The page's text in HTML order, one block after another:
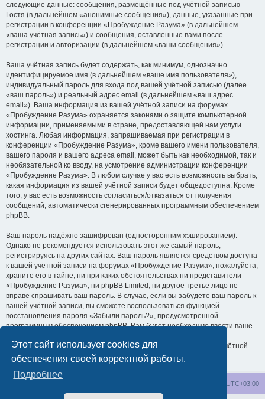
Этот сайт использует cookies для
обеспечения своей корректной работы.
Подробнее
следующие данные: сообщения, размещённые под учётной записью
Гостя (в дальнейшем «анонимные сообщения»), данные, указанные при
регистрации в конференции «Пробуждение Разума» (в дальнейшем
«ваша учётная запись») и сообщения, оставленные вами после
регистрации и авторизации (в дальнейшем «ваши сообщения»).
Ваша учётная запись будет содержать, как минимум, однозначно
идентифицируемое имя (в дальнейшем «ваше имя пользователя»),
индивидуальный пароль для входа под вашей учётной записью (далее
«ваш пароль») и реальный адрес email (в дальнейшем «ваш адрес
email»). Ваша информация из вашей учётной записи на форумах
«Пробуждение Разума» охраняется законами о защите компьютерной
информации, применяемыми в стране, предоставляющей нам услуги
хостинга. Любая информация, запрашиваемая при регистрации в
конференции «Пробуждение Разума», кроме вашего имени пользователя,
вашего пароля и вашего адреса email, может быть как необходимой, так и
необязательной ко вводу, на усмотрение администрации конференции
«Пробуждение Разума». В любом случае у вас есть возможность выбрать,
какая информация из вашей учётной записи будет общедоступна. Кроме
того, у вас есть возможность согласиться/отказаться от получения
сообщений, автоматически сгенерированных программным обеспечением
phpBB.
Ваш пароль надёжно зашифрован (односторонним хэшированием).
Однако не рекомендуется использовать этот же самый пароль,
регистрируясь на других сайтах. Ваш пароль является средством доступа
к вашей учётной записи на форумах «Пробуждение Разума», пожалуйста,
храните его в тайне, ни при каких обстоятельствах ни представители
«Пробуждение Разума», ни phpBB Limited, ни другое третье лицо не
вправе спрашивать ваш пароль. В случае, если вы забудете ваш пароль к
вашей учётной записи, вы сможете воспользоваться функцией
восстановления пароля «Забыли пароль?», предусмотренной
программным обеспечением phpBB. Вам будет необходимо ввести ваше
обеспечение phpBB сгенерирует вам новый пароль для вашей учётной
записи.
UTC+03:00